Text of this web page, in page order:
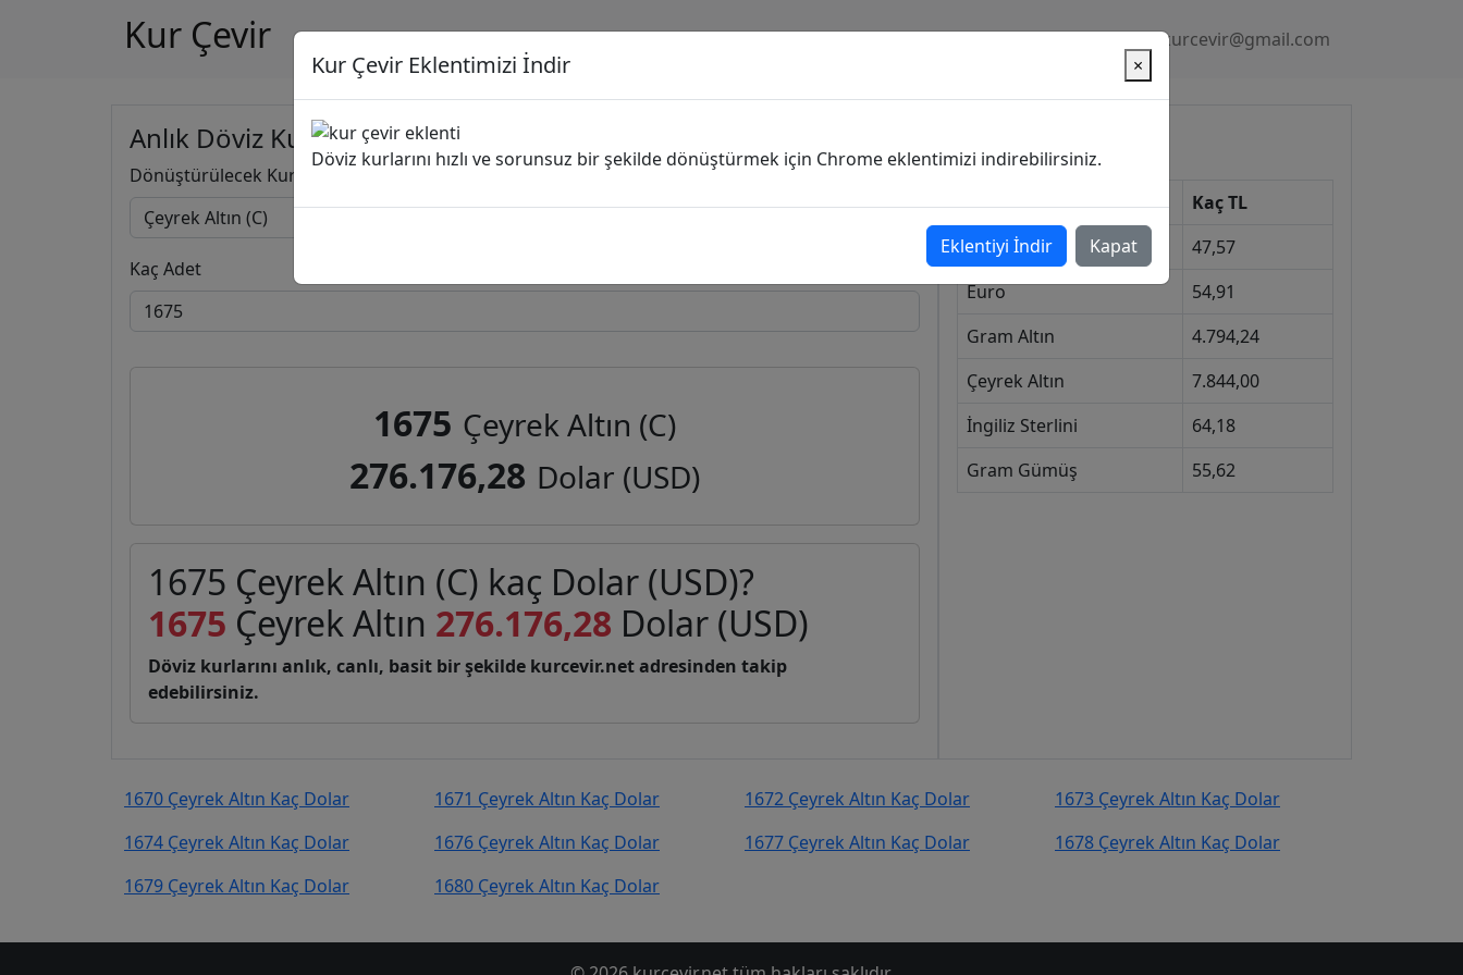
Kur Çevir Gizlilik Politikası kurcevir@gmail.com
Anlık Döviz Kuru Hesapla
Dönüştürülecek Kur Dönüşecek Kur
Kaç Adet
1675 Çeyrek Altın (C)
276.176,28 Dolar (USD)
1675 Çeyrek Altın (C) kaç Dolar (USD)?
1675 Çeyrek Altın 276.176,28 Dolar (USD)
Döviz kurlarını anlık, canlı, basit bir şekilde kurcevir.net adresinden takip
edebilirsiniz.
Kur
Kaç TL
Dolar
47,57
Euro
54,91
Gram Altın
4.794,24
Çeyrek Altın
7.844,00
İngiliz Sterlini
64,18
Gram Gümüş
55,62
1670 Çeyrek Altın Kaç Dolar 1671 Çeyrek Altın Kaç Dolar 1672 Çeyrek Altın Kaç Dolar
1673 Çeyrek Altın Kaç Dolar
1674 Çeyrek Altın Kaç Dolar
1676 Çeyrek Altın Kaç Dolar 1677 Çeyrek Altın Kaç Dolar
1678 Çeyrek Altın Kaç Dolar
1679 Çeyrek Altın Kaç Dolar
1680 Çeyrek Altın Kaç Dolar
Kur Çevir Eklentimizi İndir ×
Döviz kurlarını hızlı ve sorunsuz bir şekilde dönüştürmek için Chrome eklentimizi indirebilirsiniz.
Eklentiyi İndir Kapat